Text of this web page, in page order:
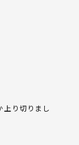
上り切りまし